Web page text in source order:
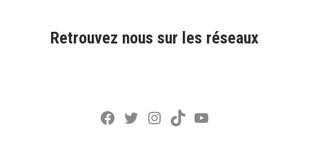
Retrouvez nous sur les réseaux
Facebook
Twitter
Instagram
TikTokYouTube